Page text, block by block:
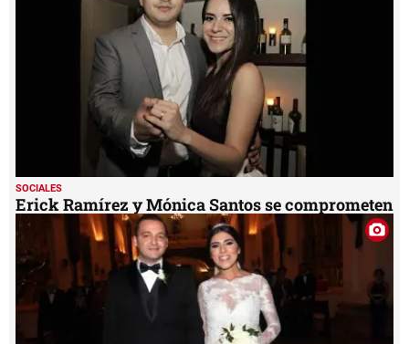
SOCIALES
Erick Ramírez y Mónica Santos se comprometen